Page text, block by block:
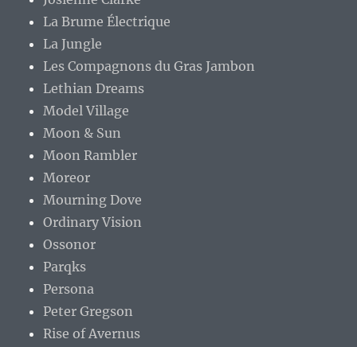
La Brume Électrique
La Jungle
Les Compagnons du Gras Jambon
Lethian Dreams
Model Village
Moon & Sun
Moon Rambler
Moreor
Mourning Dove
Ordinary Vision
Ossonor
Parqks
Persona
Peter Gregson
Rise of Avernus